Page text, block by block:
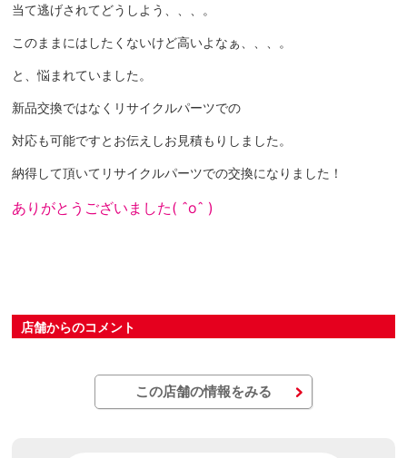
当て逃げされてどうしよう、、、。
このままにはしたくないけど高いよなぁ、、、。
と、悩まれていました。
新品交換ではなくリサイクルパーツでの
対応も可能ですとお伝えしお見積もりしました。
納得して頂いてリサイクルパーツでの交換になりました！
ありがとうございました( ˆoˆ )
店舗からのコメント
この店舗の情報をみる